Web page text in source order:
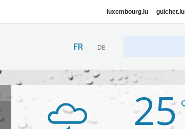
luxembourg.lu guichet.lu
FR DE
25